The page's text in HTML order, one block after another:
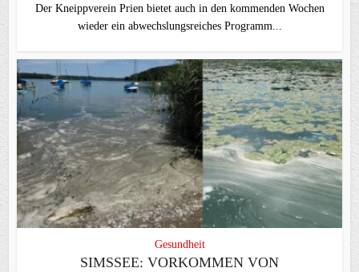
Der Kneippverein Prien bietet auch in den kommenden Wochen
wieder ein abwechslungsreiches Programm...
Gesundheit
SIMSSEE: VORKOMMEN VON